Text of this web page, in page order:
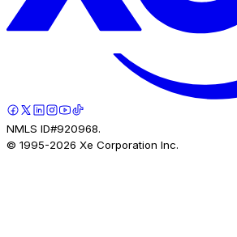
NMLS ID#920968.
© 1995-2026 Xe Corporation Inc.